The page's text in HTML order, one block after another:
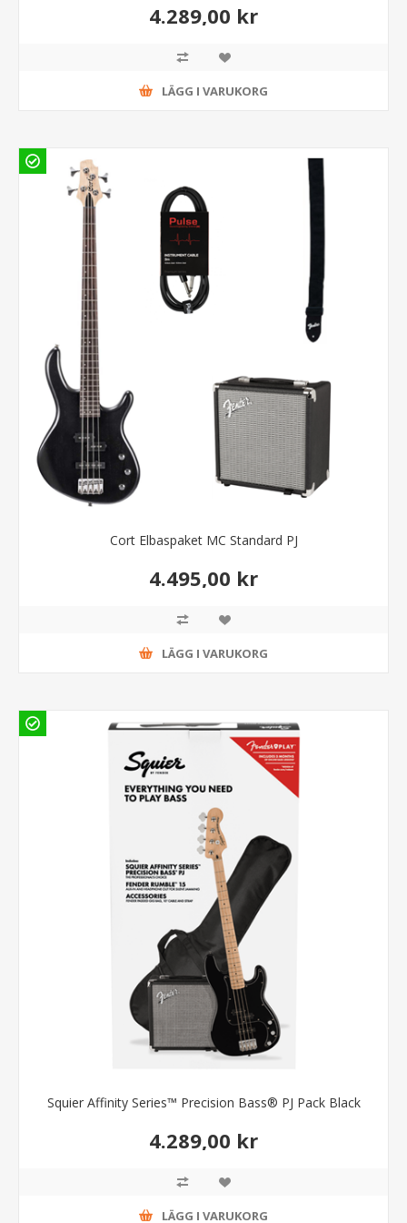
4.289,00 kr
LÄGG I VARUKORG
Cort Elbaspaket MC Standard PJ
4.495,00 kr
LÄGG I VARUKORG
Squier Affinity Series™ Precision Bass® PJ Pack Black
4.289,00 kr
LÄGG I VARUKORG